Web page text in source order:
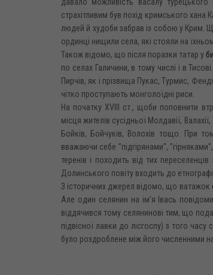
страхітливим був похід кримського хана
людей й худоби забрав із собою у Крим.
ординці нищили села, які стояли на
Також відомо, що після поразки татар у
по селах Галичини, в тому числі і в
Пирчів, як і прізвища Пукас, Турмис,
чітко проступають монголоїдні риси.
На початку XVIII ст., щоби поповнити
місця жителів сусідньої Молдавії,
Бойків, Бойчуків, Волохів тощо. При
вважаючи себе "підгірянами",
теренів і походить від тих
Долинського повіту входить до
З історичних джерел відомо, що ватажок
Але один селянин на ім'я Івась
віддячився тому селянинові тим, що
підвісної лавки до лісгоспу) з того
було роздроблене між його численними